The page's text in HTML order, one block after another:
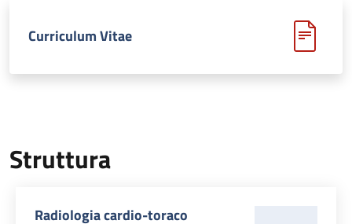
Curriculum Vitae
Struttura
Radiologia cardio-toraco